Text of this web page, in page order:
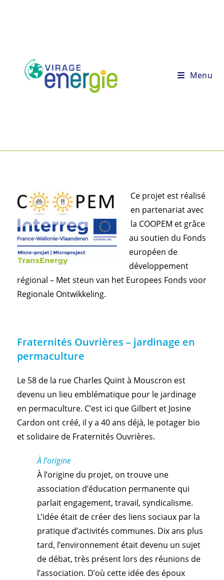
Menu
Ce projet est réalisé
en partenariat avec
la COOPEM et grâce
au soutien du Fonds
européen de
développement
régional – Met steun van het Europees Fonds voor
Regionale Ontwikkeling.
Fraternités Ouvrières – jardinage en
permaculture
Le 58 de la rue Charles Quint à Mouscron est
devenu un lieu emblématique pour le jardinage
en permaculture. C’est ici que Gilbert et Josine
Cardon ont créé, il y a 40 ans déjà, le potager bio
et solidaire de Fraternités Ouvrières.
À l’origine
À l’origine du projet, on trouve une
association d’éducation permanente qui
parlait engagement, travail, syndicalisme.
L’idée était de créer des liens sociaux par la
pratique d’activités communes. Dix ans plus
tard, l’environnement était devenu un sujet
de débat, très présent lors des réunions de
l’association. D’où cette idée des époux